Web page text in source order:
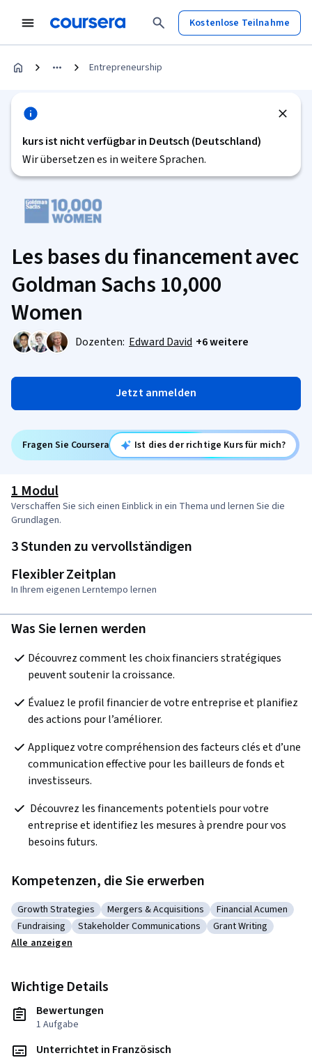
Kostenlose Teilnahme
Entrepreneurship
kurs ist nicht verfügbar in Deutsch (Deutschland)
Wir übersetzen es in weitere Sprachen.
Les bases du financement avec
Goldman Sachs 10,000
Women
Dozenten: Edward David +6 weitere
Jetzt anmelden
Fragen Sie Coursera Ist dies der richtige Kurs für mich?
1 Modul
Verschaffen Sie sich einen Einblick in ein Thema und lernen Sie die
Grundlagen.
3 Stunden zu vervollständigen
Flexibler Zeitplan
In Ihrem eigenen Lerntempo lernen
Was Sie lernen werden
Découvrez comment les choix financiers stratégiques
peuvent soutenir la croissance.
Évaluez le profil financier de votre entreprise et planifiez
des actions pour l’améliorer.
Appliquez votre compréhension des facteurs clés et d’une
communication effective pour les bailleurs de fonds et
investisseurs.
entreprise et identifiez les mesures à prendre pour vos
besoins futurs.
Kompetenzen, die Sie erwerben
Kategorie: Growth Strategies
Growth Strategies Kategorie: Mergers & Acquisitions
Mergers & Acquisitions Kategorie:
Financial Acumen
Kategorie: Fundraising
Fundraising Kategorie: Stakeholder Communications
Stakeholder Communications Kategorie: Grant
Grant Writing
Alle anzeigen
Wichtige Details
Bewertungen
1 Aufgabe
Unterrichtet in Französisch